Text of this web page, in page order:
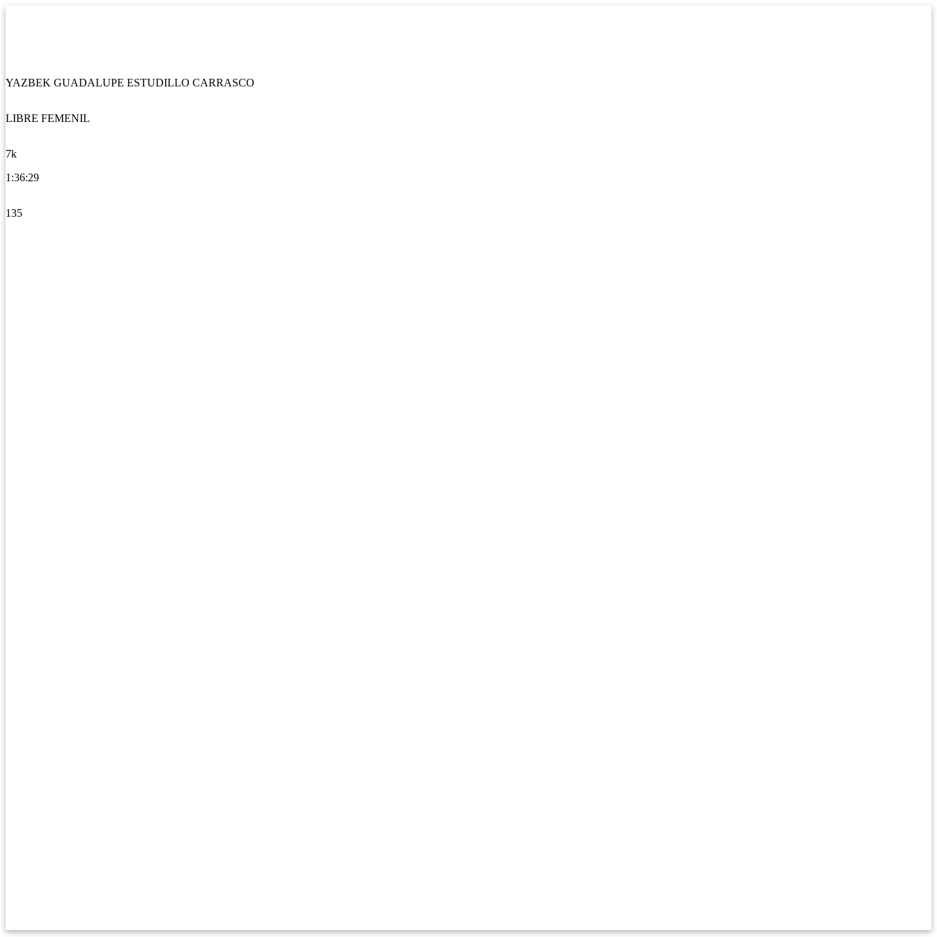
YAZBEK GUADALUPE ESTUDILLO CARRASCO
LIBRE FEMENIL
7k
1:36:29
135